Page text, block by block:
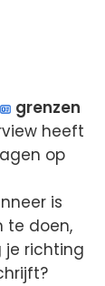
grenzen
heeft
op
is
te doen,
je richting